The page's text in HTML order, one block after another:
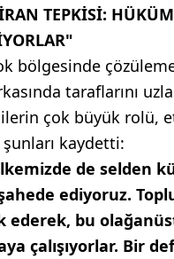
TEPKİSİ:
bölgesinde
taraflarını
çok büyük rolü,
kaydetti:
de selden
ediyoruz.
ederek, bu
çalışıyorlar. Bir